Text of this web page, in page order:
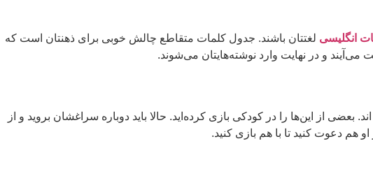
انگلیسی لغتتان باشند. جدول کلمات متقاطع چالش خوبی برای ذهنتان است که
و در نهایت وارد نوشته‌هایتان می‌شوند.
از این‌ها را در کودکی بازی کرده‌اید. حالا باید دوباره سراغشان بروید و از
هم دعوت کنید تا با هم بازی کنید.